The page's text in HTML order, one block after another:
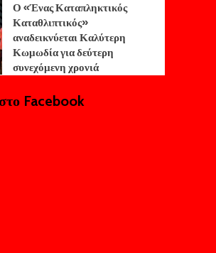
Ο «Ένας Καταπληκτικός
Καταθλιπτικός»
αναδεικνύεται Καλύτερη
Κωμωδία για δεύτερη
συνεχόμενη χρονιά
Facebook